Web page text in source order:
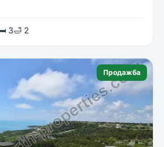
3🛁 2
Продажба